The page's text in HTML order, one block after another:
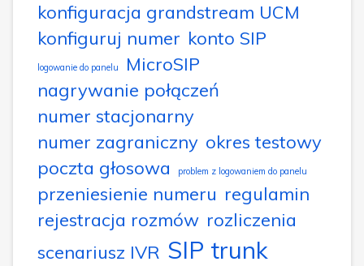
konfiguracja grandstream UCM
konfiguruj numer konto SIP
logowanie do panelu
MicroSIP
nagrywanie połączeń
numer stacjonarny
numer zagraniczny okres testowy
poczta głosowa
problem z logowaniem do panelu
przeniesienie numeru regulamin
rejestracja rozmów rozliczenia
scenariusz IVR SIP trunk